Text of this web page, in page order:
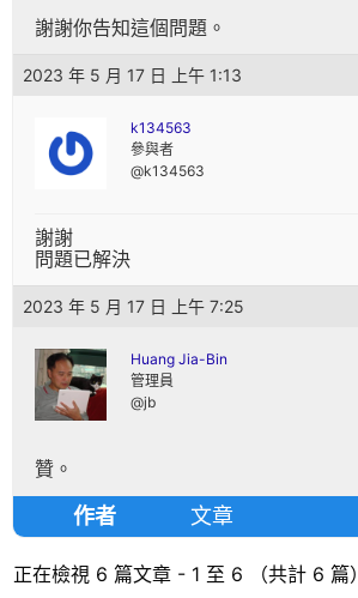
謝謝你告知這個問題。
2023 年 5 月 17 日 上午 1:13
k134563
參與者
@k134563
謝謝
問題已解決
2023 年 5 月 17 日 上午 7:25
Huang Jia-Bin
管理員
@jb
贊。
作者 文章
正在檢視 6 篇文章 - 1 至 6 （共計 6 篇）